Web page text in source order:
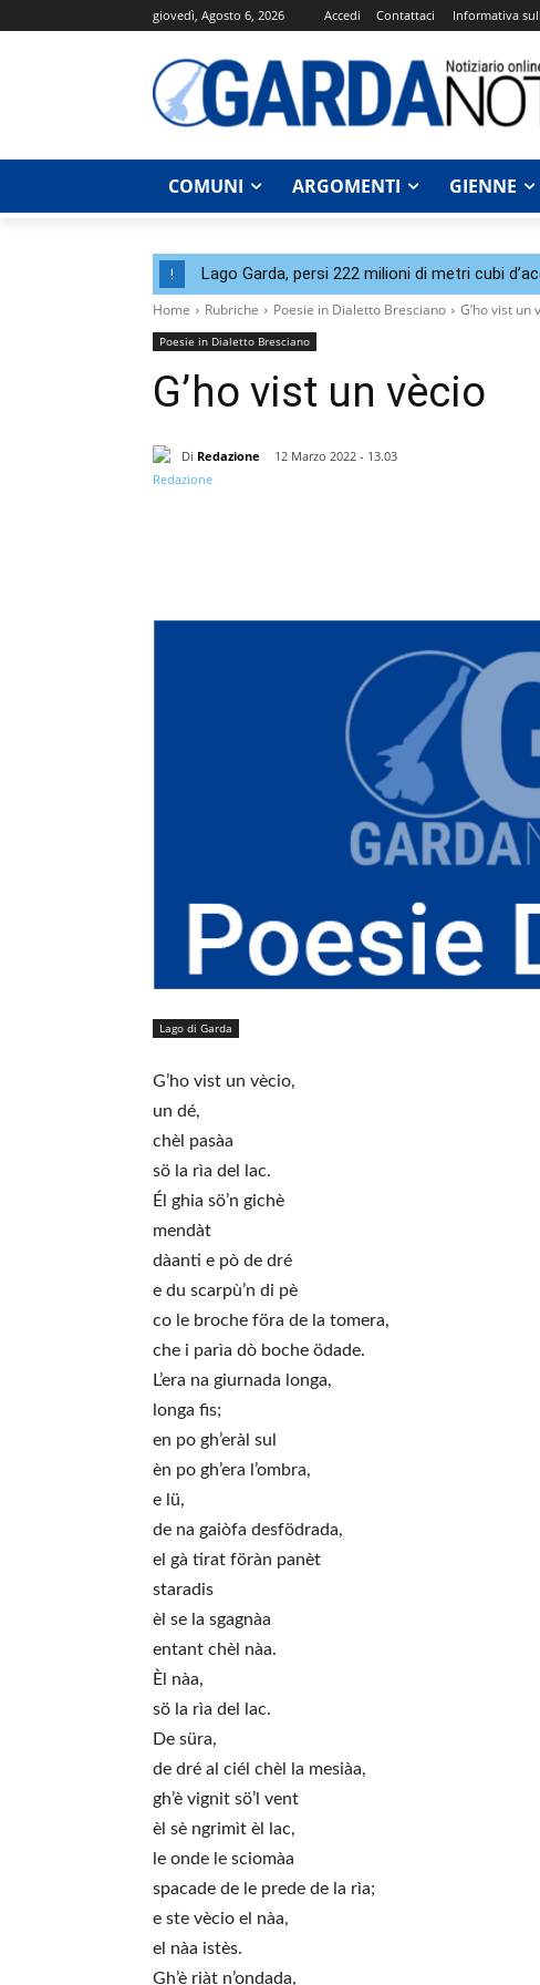
giovedì, Agosto 6, 2026 Accedi Contattaci Informativa
COMUNI ARGOMENTI GIENNE
! Lago Garda, persi 222 milioni di metri cubi
Home Rubriche Poesie in Dialetto Bresciano G’ho vist un
Poesie in Dialetto Bresciano
G’ho vist un vècio
Di Redazione
12 Marzo 2022 - 13.03
Lago di Garda
G’ho vist un vècio,
un dé,
chèl pasàa
sö la rìa del lac.
Él ghia sö’n gichè
mendàt
dàanti e pò de dré
e du scarpù’n di pè
co le broche föra de la tomera,
che i parìa dò boche ödade.
L’era na giurnada longa,
longa fis;
en po gh’eràl sul
èn po gh’era l’ombra,
e lü,
de na gaiòfa desfödrada,
el gà tirat föràn panèt
staradis
èl se la sgagnàa
entant chèl nàa.
Èl nàa,
sö la rìa del lac.
De süra,
de dré al ciél chèl la mesiàa,
gh’è vignit sö’l vent
èl sè ngrimìt èl lac,
le onde le sciomàa
spacade de le prede de la rìa;
e ste vècio el nàa,
el nàa istès.
Gh’è riàt n’ondada,